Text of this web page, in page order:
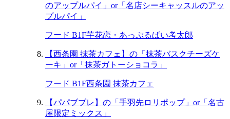
のアップルパイ」or「名店シーキャッスルのアッ
プルパイ」
フード B1F芋花恋・あっぷるぱい考太郎
【西条園 抹茶カフェ】の「抹茶バスクチーズケ
ーキ」or「抹茶ガトーショコラ」
フード B1F西条園 抹茶カフェ
【パパブブレ】の「手羽先ロリポップ」or「名古
屋限定ミックス」